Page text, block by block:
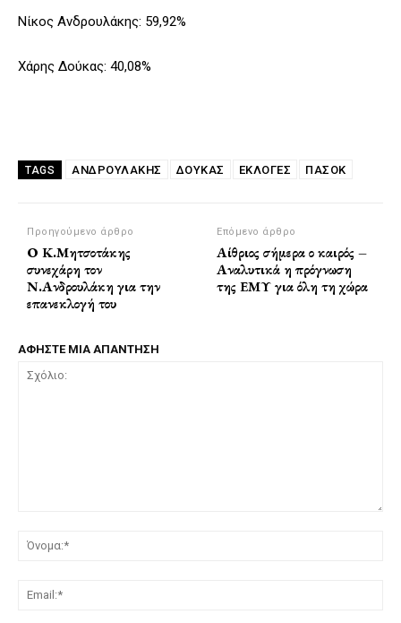
Νίκος Ανδρουλάκης: 59,92%
Χάρης Δούκας: 40,08%
TAGS ΑΝΔΡΟΥΛΆΚΗΣ ΔΟΥΚΑΣ ΕΚΛΟΓΕΣ ΠΑΣΟΚ
Προηγούμενο άρθρο
Ο Κ.Μητσοτάκης
συνεχάρη τον
Ν.Ανδρουλάκη για την
επανεκλογή του
Επόμενο άρθρο
Αίθριος σήμερα ο καιρός –
Αναλυτικά η πρόγνωση
της ΕΜΥ για όλη τη χώρα
ΑΦΗΣΤΕ ΜΙΑ ΑΠΑΝΤΗΣΗ